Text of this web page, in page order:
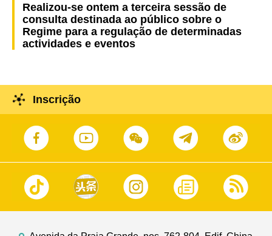
Realizou-se ontem a terceira sessão de
consulta destinada ao público sobre o
Regime para a regulação de determinadas
actividades e eventos
Inscrição